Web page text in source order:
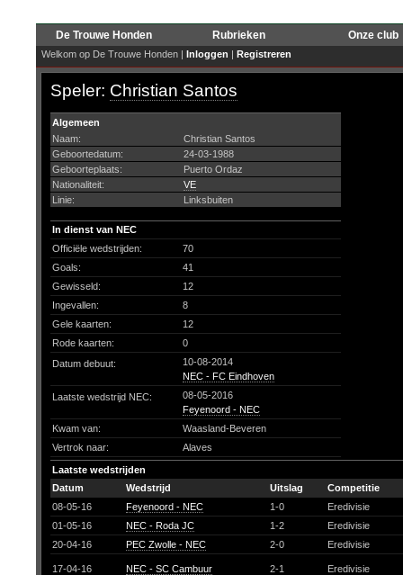
De Trouwe Honden Rubrieken Onze club
Welkom op De Trouwe Honden | Inloggen | Registreren
Speler: Christian Santos
Algemeen
Naam:
Christian Santos
Geboortedatum:
24-03-1988
Geboorteplaats:
Puerto Ordaz
Nationaliteit:
VE
Linie:
Linksbuiten
In dienst van NEC
Officiële wedstrijden:
70
Goals:
41
Gewisseld:
12
Ingevallen:
8
Gele kaarten:
12
Rode kaarten:
0
Datum debuut:
10-08-2014
NEC - FC Eindhoven
Laatste wedstrijd NEC:
08-05-2016
Feyenoord - NEC
Kwam van:
Waasland-Beveren
Vertrok naar:
Alaves
Laatste wedstrijden
Datum
Wedstrijd Uitslag
Competitie
08-05-16
Feyenoord - NEC 1-0
Eredivisie
01-05-16
NEC - Roda JC 1-2
Eredivisie
20-04-16
PEC Zwolle - NEC 2-0 Eredivisie
17-04-16 NEC - SC Cambuur 2-1 Eredivisie